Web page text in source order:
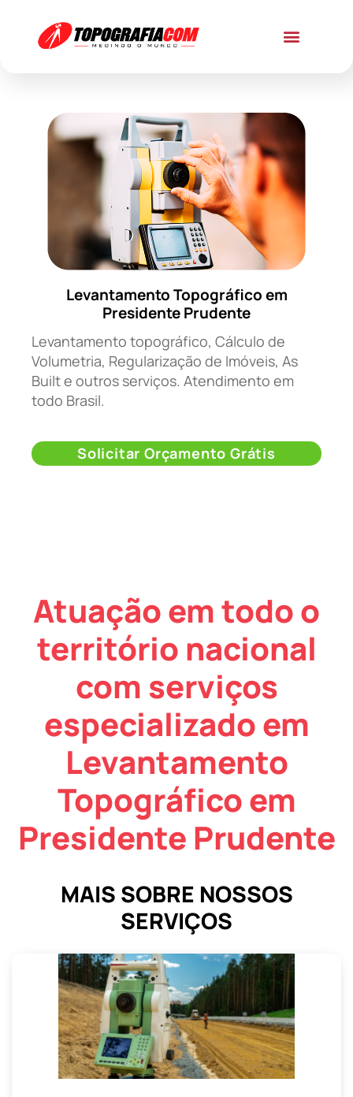
Levantamento Topográfico em
Presidente Prudente
Levantamento topográfico, Cálculo de
Volumetria, Regularização de Imóveis, As
Built e outros serviços. Atendimento em
todo Brasil.
Solicitar Orçamento Grátis
Atuação em todo o
território nacional
com serviços
especializado em
Levantamento
Topográfico em
Presidente Prudente
MAIS SOBRE NOSSOS
SERVIÇOS